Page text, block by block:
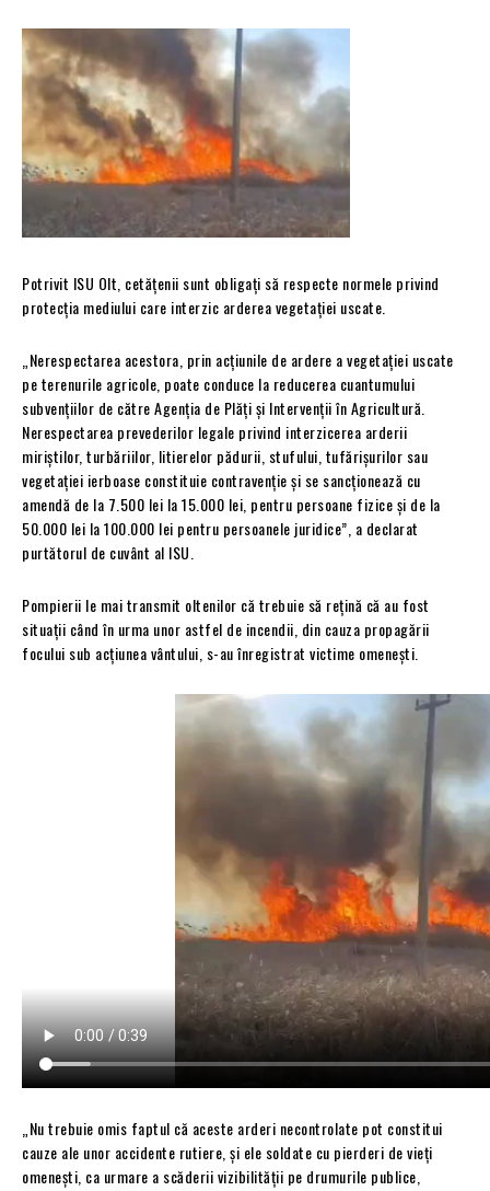
Potrivit ISU Olt, cetățenii sunt obligaţi să respecte normele privind
protecția mediului care interzic arderea vegetației uscate.
„Nerespectarea acestora, prin acţiunile de ardere a vegetaţiei uscate
pe terenurile agricole, poate conduce la reducerea cuantumului
subvenţiilor de către Agenția de Plăți și Intervenții în Agricultură.
Nerespectarea prevederilor legale privind interzicerea arderii
miriştilor, turbăriilor, litierelor pădurii, stufului, tufărişurilor sau
vegetaţiei ierboase constituie contravenţie şi se sancţionează cu
amendă de la 7.500 lei la 15.000 lei, pentru persoane fizice şi de la
50.000 lei la 100.000 lei pentru persoanele juridice”, a declarat
purtătorul de cuvânt al ISU.
Pompierii le mai transmit oltenilor că trebuie să reţină că au fost
situaţii când în urma unor astfel de incendii, din cauza propagării
focului sub acţiunea vântului, s-au înregistrat victime omeneşti.
„Nu trebuie omis faptul că aceste arderi necontrolate pot constitui
cauze ale unor accidente rutiere, şi ele soldate cu pierderi de vieţi
omeneşti, ca urmare a scăderii vizibilităţii pe drumurile publice,